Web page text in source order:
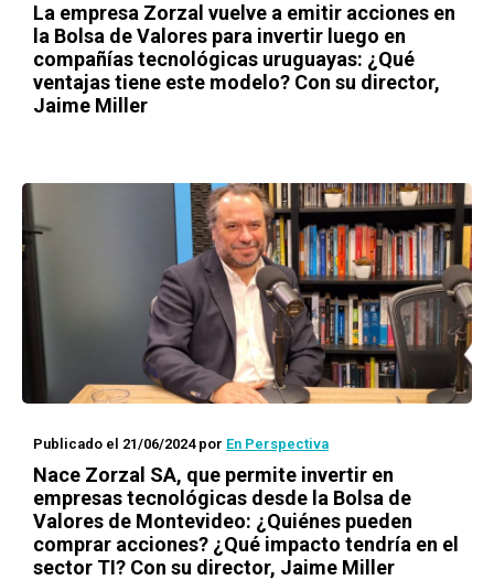
La empresa Zorzal vuelve a emitir acciones en
la Bolsa de Valores para invertir luego en
compañías tecnológicas uruguayas: ¿Qué
ventajas tiene este modelo? Con su director,
Jaime Miller
Publicado el 21/06/2024por En Perspectiva
Nace Zorzal SA, que permite invertir en
empresas tecnológicas desde la Bolsa de
Valores de Montevideo: ¿Quiénes pueden
comprar acciones? ¿Qué impacto tendría en el
sector TI? Con su director, Jaime Miller